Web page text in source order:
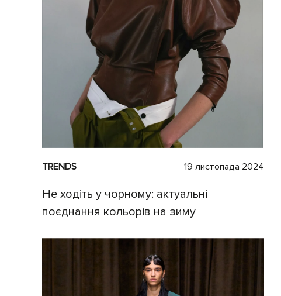
TRENDS 19 листопада 2024
Не ходіть у чорному: актуальні
поєднання кольорів на зиму